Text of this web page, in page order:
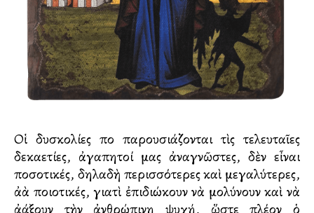
Οἱ δυσκολίες ποὺ παρουσιάζονται τὶς τελευταῖες
δεκαετίες, ἀγαπητοί μας ἀναγνῶστες, δὲν εἶναι
ποσοτικές, δηλαδὴ περισσότερες καὶ μεγαλύτερες,
ἀλλὰ ποιοτικές, γιατὶ ἐπιδιώκουν νὰ μολύνουν καὶ νὰ